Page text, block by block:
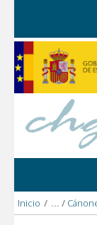
Inicio /